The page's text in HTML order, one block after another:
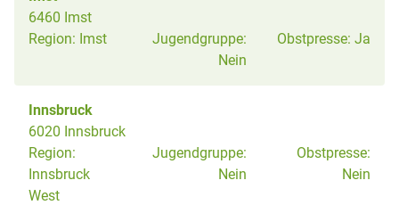
6460 Imst
Region: Imst
Jugendgruppe:
Nein
Obstpresse: Ja
Innsbruck
6020 Innsbruck
Region:
Innsbruck
West
Jugendgruppe:
Nein
Obstpresse:
Nein